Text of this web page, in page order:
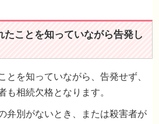
とを知っていながら、告発せず、
も相続欠格となります。
弁別がないとき、または殺害者が